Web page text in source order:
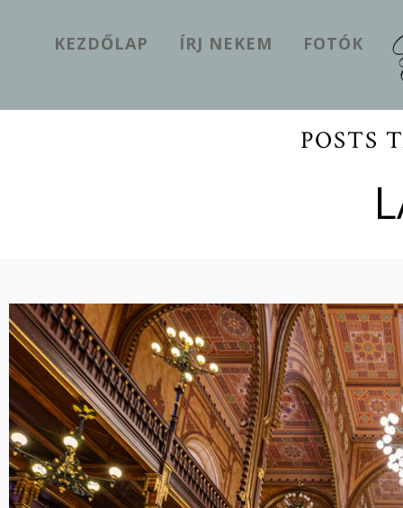
KEZDŐLAP ÍRJ NEKEM FOTÓK
POSTS